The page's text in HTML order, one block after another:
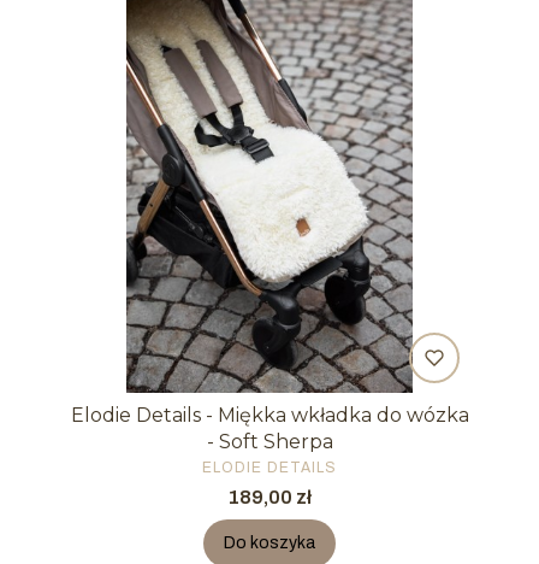
Elodie Details - Miękka wkładka do wózka
- Soft Sherpa
PRODUCENT
ELODIE DETAILS
Cena
189,00 zł
Do koszyka